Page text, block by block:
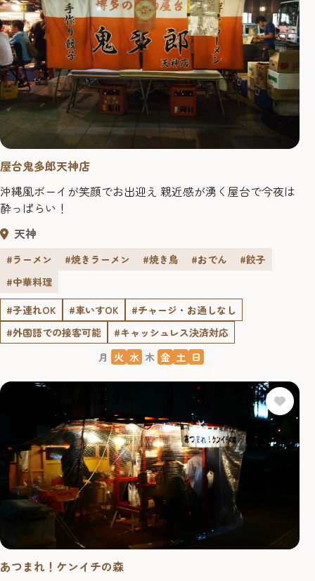
屋台鬼多郎天神店
沖縄風ボーイが笑顔でお出迎え 親近感が湧く屋台で今夜は
酔っぱらい！
天神
#ラーメン #焼きラーメン #焼き鳥 #おでん
#餃子
#中華料理
#子連れOK
#車いすOK
#チャージ・お通しなし
#外国語での接客可能
#キャッシュレス決済対応
月 火 水 木 金 土 日
あつまれ！ケンイチの森